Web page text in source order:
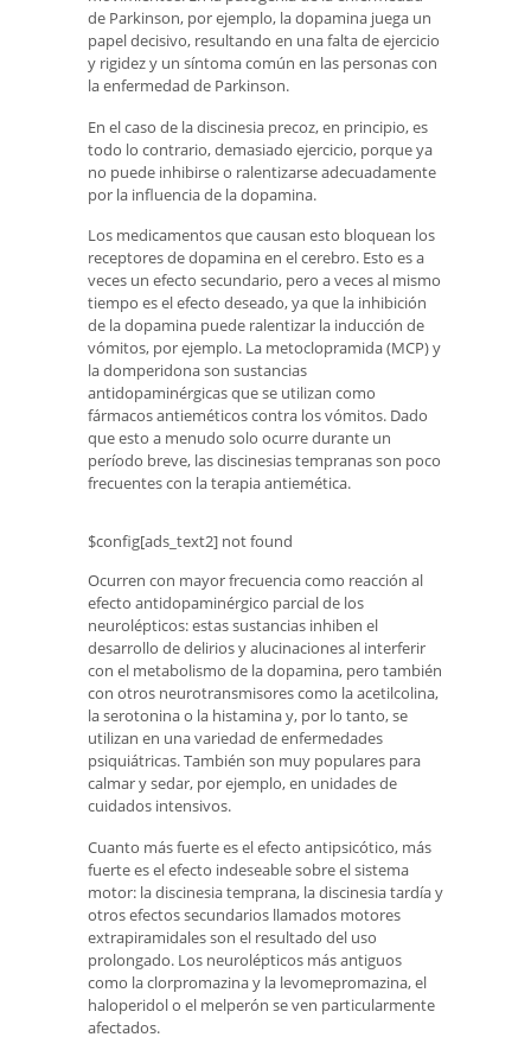
de Parkinson, por ejemplo, la dopamina juega un
papel decisivo, resultando en una falta de ejercicio
y rigidez y un síntoma común en las personas con
la enfermedad de Parkinson.
En el caso de la discinesia precoz, en principio, es
todo lo contrario, demasiado ejercicio, porque ya
no puede inhibirse o ralentizarse adecuadamente
por la influencia de la dopamina.
Los medicamentos que causan esto bloquean los
receptores de dopamina en el cerebro. Esto es a
veces un efecto secundario, pero a veces al mismo
tiempo es el efecto deseado, ya que la inhibición
de la dopamina puede ralentizar la inducción de
vómitos, por ejemplo. La metoclopramida (MCP) y
la domperidona son sustancias
antidopaminérgicas que se utilizan como
fármacos antieméticos contra los vómitos. Dado
que esto a menudo solo ocurre durante un
período breve, las discinesias tempranas son poco
frecuentes con la terapia antiemética.
$config[ads_text2] not found
Ocurren con mayor frecuencia como reacción al
efecto antidopaminérgico parcial de los
neurolépticos: estas sustancias inhiben el
desarrollo de delirios y alucinaciones al interferir
con el metabolismo de la dopamina, pero también
con otros neurotransmisores como la acetilcolina,
la serotonina o la histamina y, por lo tanto, se
utilizan en una variedad de enfermedades
psiquiátricas. También son muy populares para
calmar y sedar, por ejemplo, en unidades de
cuidados intensivos.
Cuanto más fuerte es el efecto antipsicótico, más
fuerte es el efecto indeseable sobre el sistema
motor: la discinesia temprana, la discinesia tardía y
otros efectos secundarios llamados motores
extrapiramidales son el resultado del uso
prolongado. Los neurolépticos más antiguos
como la clorpromazina y la levomepromazina, el
haloperidol o el melperón se ven particularmente
afectados.